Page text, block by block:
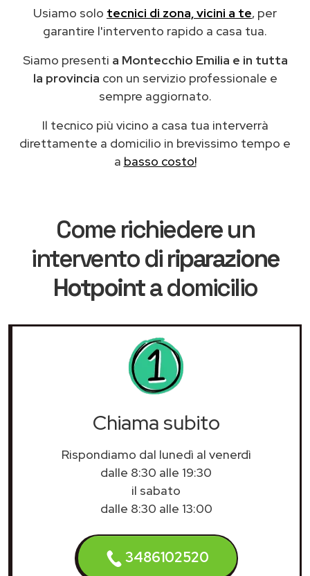
Usiamo solo tecnici di zona, vicini a te, per
garantire l'intervento rapido a casa tua.
Siamo presenti a Montecchio Emilia e in tutta
la provincia con un servizio professionale e
sempre aggiornato.
Il tecnico più vicino a casa tua interverrà
direttamente a domicilio in brevissimo tempo e
a basso costo!
Come richiedere un
intervento diriparazione
Hotpointa domicilio
Chiama subito
Rispondiamo dal lunedì al venerdì
dalle 8:30 alle 19:30
il sabato
dalle 8:30 alle 13:00
3486102520